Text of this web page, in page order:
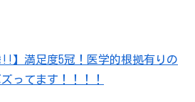
!!】満足度5冠！医学的根拠有りの
ってます！！！！